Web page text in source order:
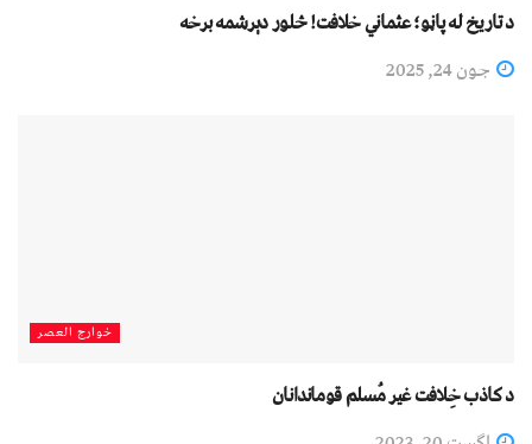
د تاریخ له پاڼو؛ عثماني خلافت! څلور دېرشمه برخه
جون 24, 2025
خوارج العصر
د کاﺫب خِلافت غير مُسلم قوماندانان